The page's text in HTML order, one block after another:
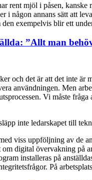
rent mjöl i påsen,
i någon annans sätt att
exempelvis blir ett
”Allt man
och det är att det inte
användningen. Men
Vi måste
inte ledarskapet till
viss uppföljning av de
digital övervakning på
installeras på
På